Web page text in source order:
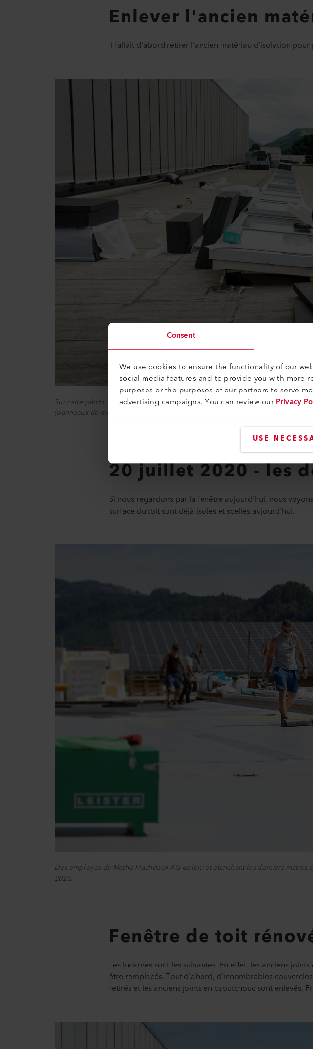
Consent
We use cookies to ensure the functionality of our
social media features and to provide you with more
purposes or the purposes of our partners to serve
advertising campaigns. You can review ourPrivacy
USE
Enlever l'ancien
Il fallait d'abord retirer l'ancien matériau d'isolation
Sur cette photo, vous pouvez voir comment la nouvelle isolation inclinée
(panneaux de mousse rigide en polyuréthane, ou PU en abrégé).
20 juillet 2020 - les
Si nous regardons par la fenêtre aujourd'hui, nous
surface du toit sont déjà isolés et scellés aujourd'hui.
Des employés de Mathis Flachdach AG isolent et étanchent les derniers
2020.
Fenêtre de toit
Les lucarnes sont les suivantes. En effet, les anciens
être remplacés. Tout d'abord, d'innombrables
retirés et les anciens joints en caoutchouc sont enlevés.